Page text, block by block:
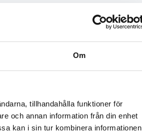
Om
tillhandahålla funktioner för
och annan information från din enhet
kan i sin tur kombinera informationen